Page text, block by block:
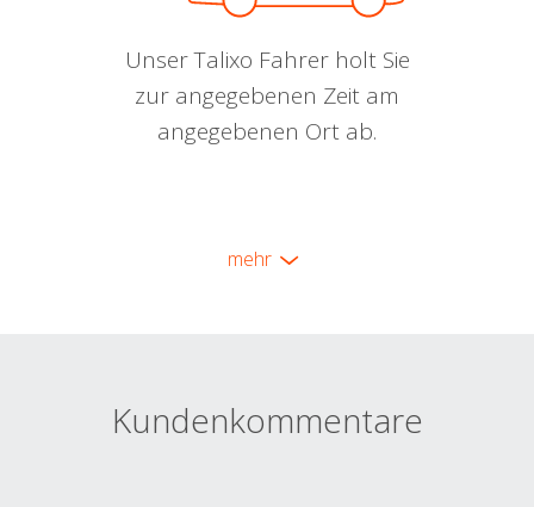
Unser Talixo Fahrer holt Sie
zur angegebenen Zeit am
angegebenen Ort ab.
mehr
Kundenkommentare